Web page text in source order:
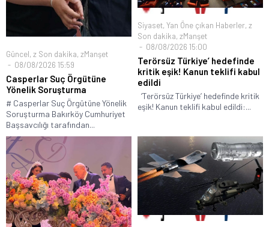
Güncel, z Son dakika, zManşet
08/08/2026 15:59
Casperlar Suç Örgütüne
Yönelik Soruşturma
# Casperlar Suç Örgütüne Yönelik
Soruşturma Bakırköy Cumhuriyet
Başsavcılığı tarafından...
Siyaset, Yan Öne çıkan Haberler, z
Son dakika, zManşet
08/08/2026 15:00
Terörsüz Türkiye’ hedefinde
kritik eşik! Kanun teklifi kabul
edildi
‘Terörsüz Türkiye’ hedefinde kritik
eşik! Kanun teklifi kabul edildi:...